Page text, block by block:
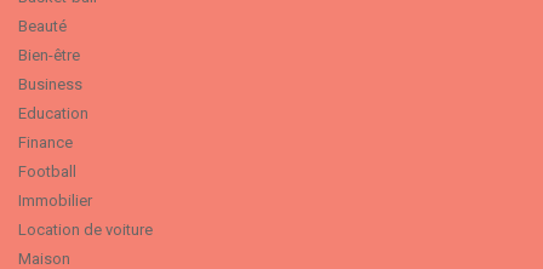
Beauté
Bien-être
Business
Education
Finance
Football
Immobilier
Location de voiture
Maison